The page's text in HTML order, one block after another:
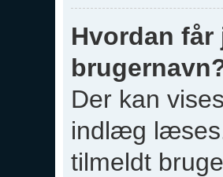
Hvordan
Der kan
indlæg
tilmeldt